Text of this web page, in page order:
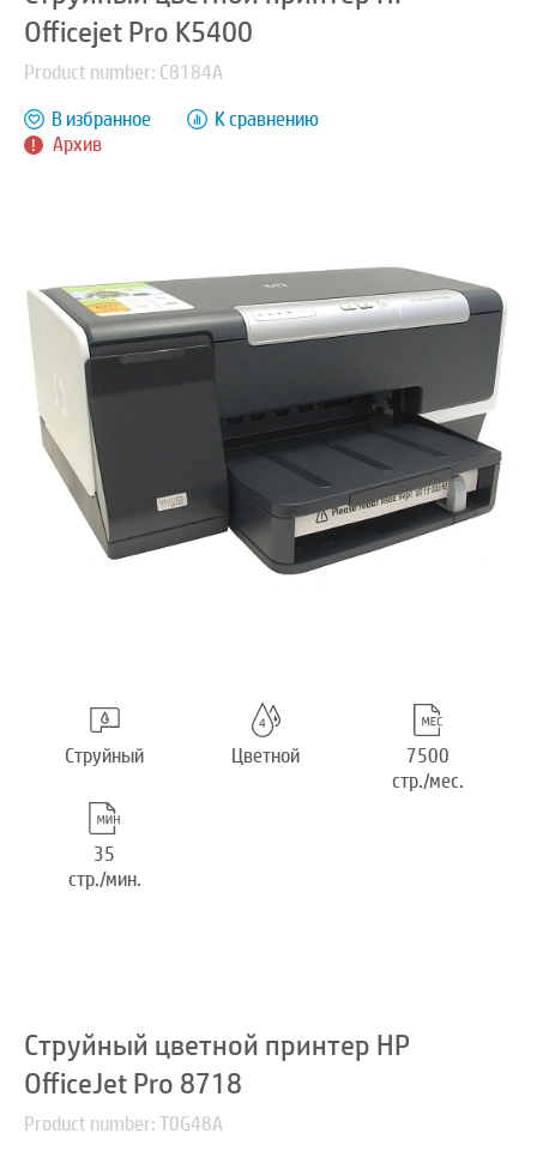
Officejet Pro K5400
Product number: C8184A
Архив
В избранное К сравнению
Струйный Цветной
7500
стр./мес.
35
стр./мин.
Струйный цветной принтер HP
OfficeJet Pro 8718
Product number: T0G48A